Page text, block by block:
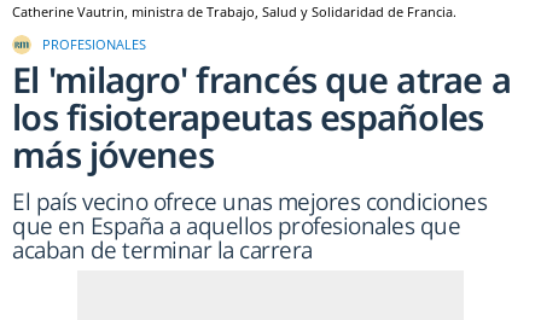
Catherine Vautrin, ministra de Trabajo, Salud y Solidaridad de Francia.
PROFESIONALES
El 'milagro' francés que atrae a
los fisioterapeutas españoles
más jóvenes
El país vecino ofrece unas mejores condiciones
que en España a aquellos profesionales que
acaban de terminar la carrera